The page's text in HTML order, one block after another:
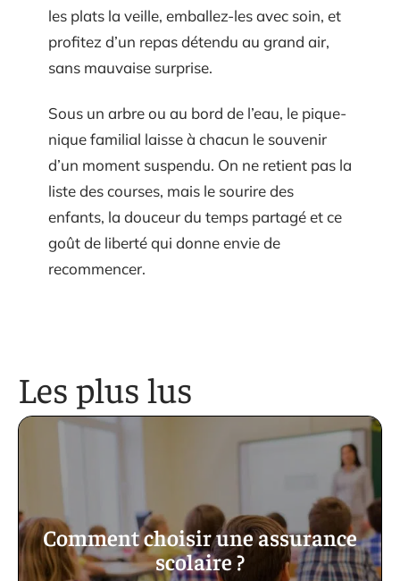
les plats la veille, emballez-les avec soin, et
profitez d’un repas détendu au grand air,
sans mauvaise surprise.
Sous un arbre ou au bord de l’eau, le pique-
nique familial laisse à chacun le souvenir
d’un moment suspendu. On ne retient pas la
liste des courses, mais le sourire des
enfants, la douceur du temps partagé et ce
goût de liberté qui donne envie de
recommencer.
Les plus lus
Comment choisir une assurance
scolaire ?